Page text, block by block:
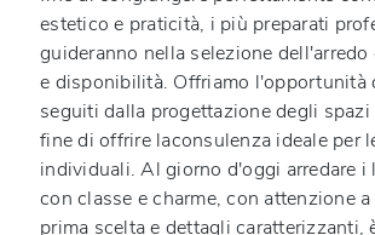
estetico e praticità, i più preparati
guideranno nella selezione
e disponibilità. Offriamo l'opportunità
seguiti dalla progettazione degli
fine di offrire laconsulenza ideale per
individuali. Al giorno d'oggi arredare i
con classe e charme, con attenzione
prima scelta e dettagli caratterizzanti,